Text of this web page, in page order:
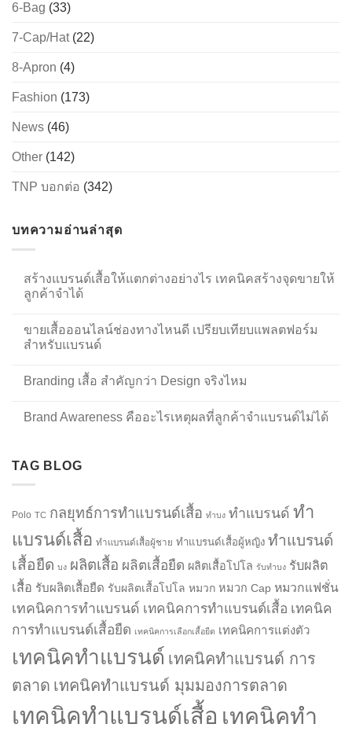
6-Bag (33)
7-Cap/Hat(22)
8-Apron (4)
Fashion (173)
News (46)
Other (142)
TNP บอกต่อ (342)
บทความอ่านล่าสุด
สร้างแบรนด์เสื้อให้แตกต่างอย่างไร เทคนิคสร้างจุดขายให้
ลูกค้าจำได้
ขายเสื้อออนไลน์ช่องทางไหนดี เปรียบเทียบแพลตฟอร์ม
สำหรับแบรนด์
Branding เสื้อ สำคัญกว่า Design จริงไหม
Brand Awareness คืออะไรเหตุผลที่ลูกค้าจำแบรนด์ไม่ได้
TAG BLOG
Polo TC กลยุทธ์การทำแบรนด์เสื้อ ทำบง ทำแบรนด์ ทำ
แบรนด์เสื้อ ทำแบรนด์เสื้อผู้ชาย ทำแบรนด์เสื้อผู้หญิง ทำแบรนด์
เสื้อยืด บง ผลิตเสื้อ ผลิตเสื้อยืด ผลิตเสื้อโปโล รับทำบง รับผลิต
เสื้อ รับผลิตเสื้อยืด รับผลิตเสื้อโปโล หมวก หมวก Cap หมวกแฟชั่น
เทคนิคการทำแบรนด์ เทคนิคการทำแบรนด์เสื้อ เทคนิค
การทำแบรนด์เสื้อยืด เทคนิคการเลือกเสื้อยืด เทคนิคการแต่งตัว
เทคนิคทำแบรนด์ เทคนิคทำแบรนด์ การ
ตลาด เทคนิคทำแบรนด์ มุมมองการตลาด
เทคนิคทำแบรนด์เสื้อ เทคนิคทำ